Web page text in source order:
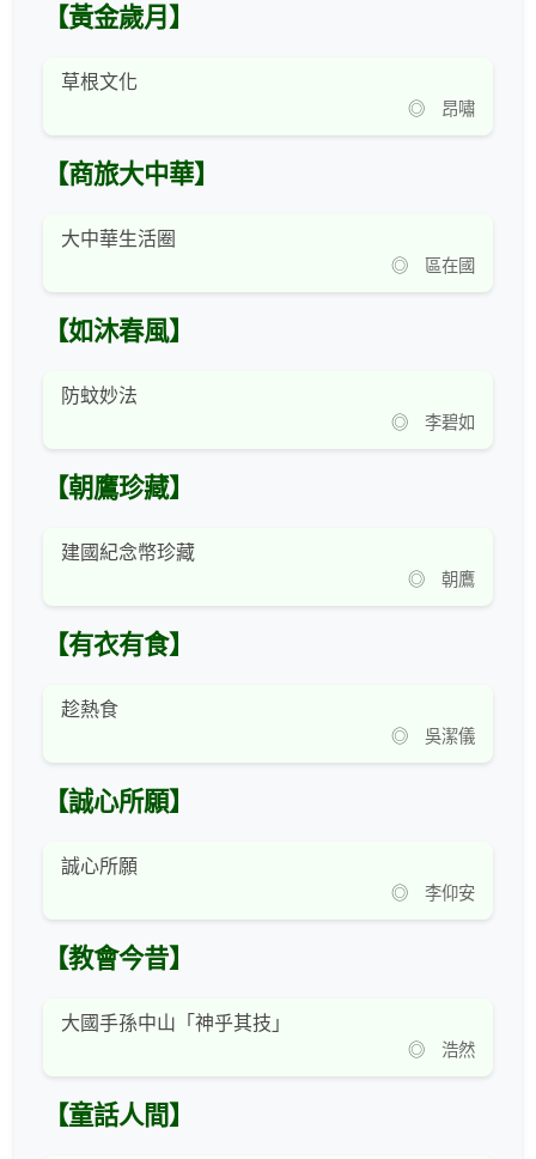
【黃金歲月】
草根文化
◎ 昂嘯
【商旅大中華】
大中華生活圈
◎ 區在國
【如沐春風】
防蚊妙法
◎ 李碧如
【朝鷹珍藏】
建國紀念幣珍藏
◎ 朝鷹
【有衣有食】
趁熱食
◎ 吳潔儀
【誠心所願】
誠心所願
◎ 李仰安
【教會今昔】
大國手孫中山「神乎其技」
◎ 浩然
【童話人間】